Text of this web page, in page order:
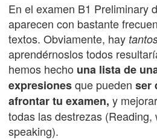
En el examen B1 Preliminary
aparecen con bastante
textos. Obviamente, hay
aprendérnoslos todos
hemos hecho una lista de
expresionesque pueden ser
afrontar tu examen, y
todas las destrezas (Reading,
speaking).